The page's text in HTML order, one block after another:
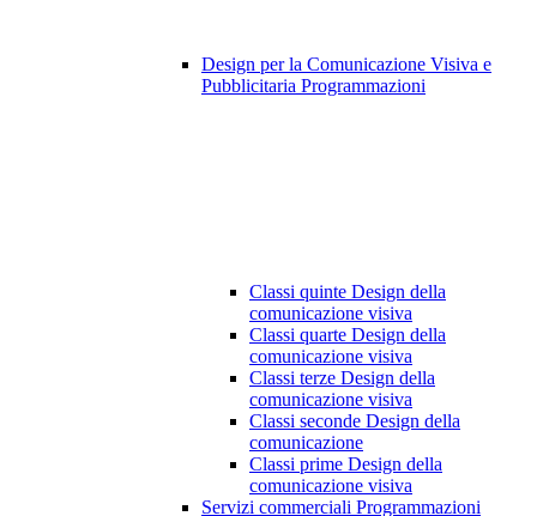
Design per la Comunicazione Visiva e
Pubblicitaria Programmazioni
Classi quinte Design della
comunicazione visiva
Classi quarte Design della
comunicazione visiva
Classi terze Design della
comunicazione visiva
Classi seconde Design della
comunicazione
Classi prime Design della
comunicazione visiva
Servizi commerciali Programmazioni